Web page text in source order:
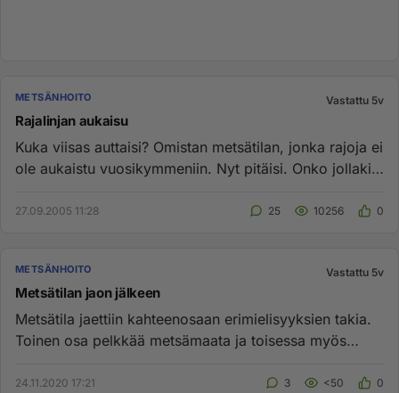
METSÄNHOITO Vastattu 5v
Rajalinjan aukaisu
Kuka viisas auttaisi? Omistan metsätilan, jonka rajoja ei
ole aukaistu vuosikymmeniin. Nyt pitäisi. Onko jollakin
27.09.2005 11:28 25 10256 0
METSÄNHOITO Vastattu 5v
Metsätilan jaon jälkeen
Metsätila jaettiin kahteenosaan erimielisyyksien takia.
Toinen osa pelkkää metsämaata ja toisessa myös
24.11.2020 17:21 3 <50 0